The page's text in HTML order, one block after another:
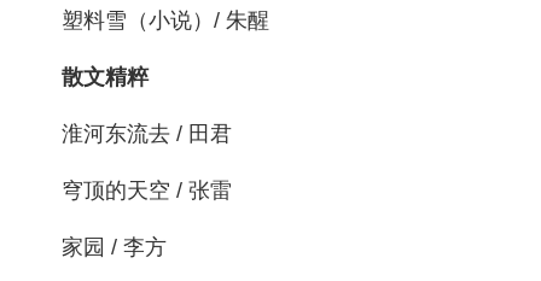
塑料雪（小说）/ 朱醒
散文精粹
淮河东流去 / 田君
穹顶的天空 / 张雷
家园 / 李方